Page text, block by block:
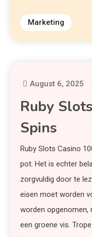
Marketing
August 6, 2025
Ruby
Spins
Ruby Slots Casino
pot. Het is echter
zorgvuldig door te
eisen moet worden
worden
een groene vis.